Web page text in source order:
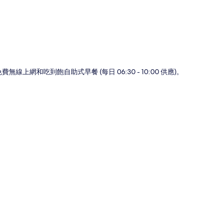
無線上網和吃到飽自助式早餐 (每日 06:30 - 10:00 供應)。